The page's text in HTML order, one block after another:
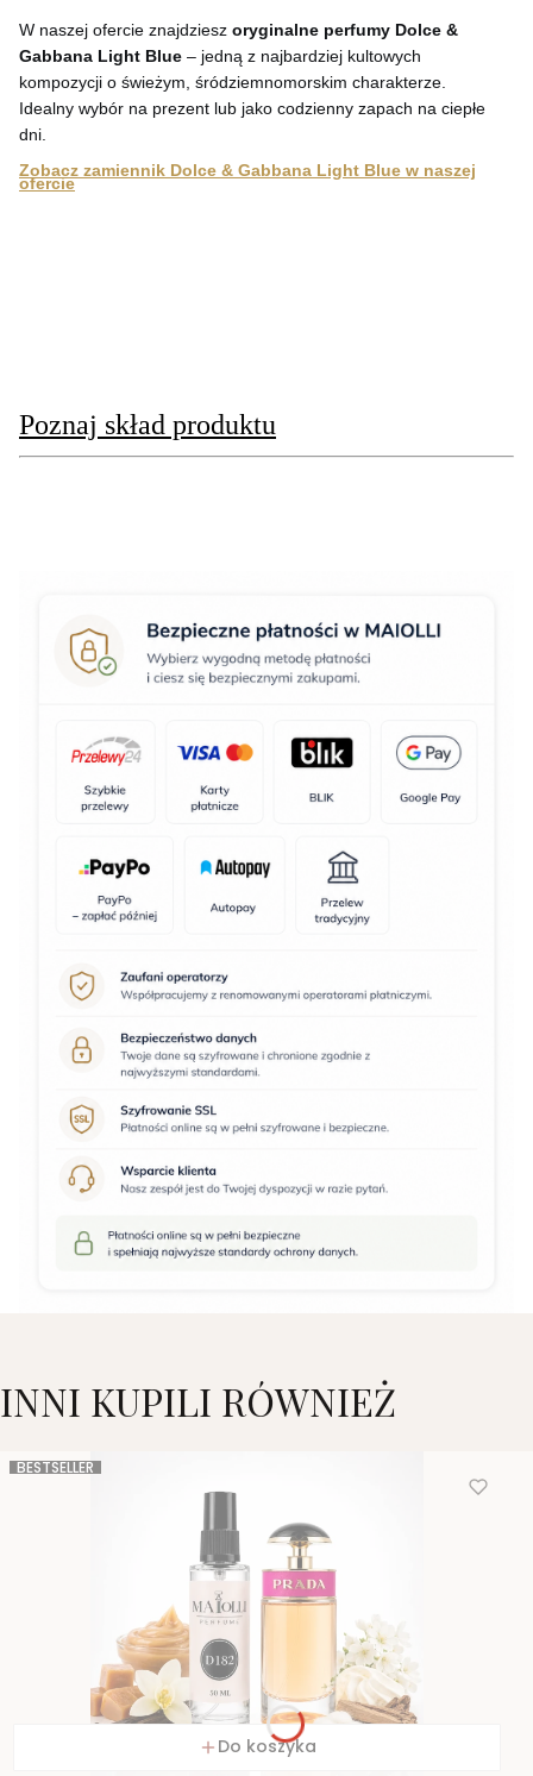
W naszej ofercie znajdziesz oryginalne perfumy Dolce &
Gabbana Light Blue – jedną z najbardziej kultowych
kompozycji o świeżym, śródziemnomorskim charakterze.
Idealny wybór na prezent lub jako codzienny zapach na ciepłe
dni.
Zobacz zamiennik Dolce & Gabbana Light Blue w naszej
ofercie
Poznaj skład produktu
INNI KUPILI RÓWNIEŻ
BESTSELLER
Do koszyka